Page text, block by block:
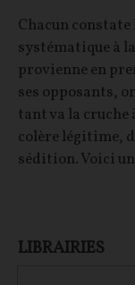
Chacun constate
systématique à
provienne en
ses opposants,
tant va la cruche
colère légitime,
sédition. Voici
LIBRAIRIES